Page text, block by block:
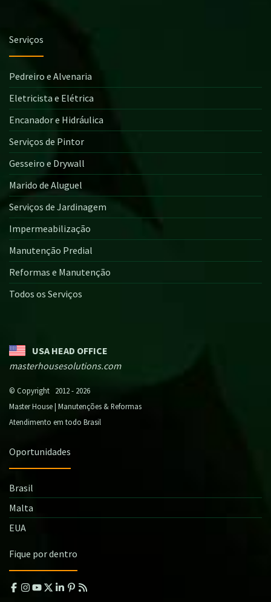
Serviços
Pedreiro e Alvenaria
Eletricista e Elétrica
Encanador e Hidráulica
Serviços de Pintor
Gesseiro e Drywall
Marido de Aluguel
Serviços de Jardinagem
Impermeabilização
Manutenção Predial
Reformas e Manutenção
Todos os Serviços
USA HEAD OFFICE
masterhousesolutions.com
© Copyright 2012 - 2026
Master House | Manutenções & Reformas
Atendimento em todo Brasil
Oportunidades
Brasil
Malta
EUA
Fique por dentro